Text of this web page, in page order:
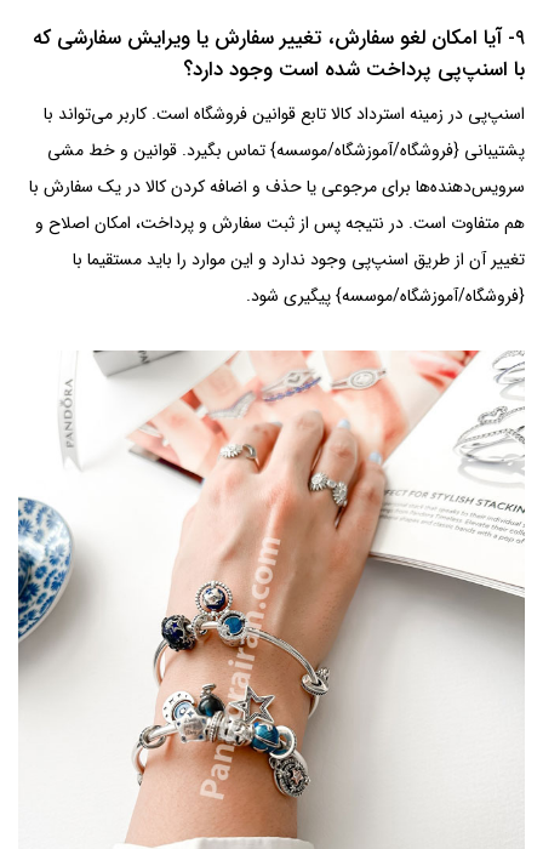
9- آیا امکان لغو سفارش، تغییر سفارش یا ویرایش سفارشی که
با اسنپ‌پی پرداخت شده است وجود دارد؟
اسنپ‌پی در زمینه استرداد کالا تابع قوانین فروشگاه است. کاربر می‌تواند با
پشتیبانی {فروشگاه/آموزشگاه/موسسه} تماس بگیرد. قوانین و خط‌ مشی
سرویس‌دهنده‌ها برای مرجوعی یا حذف و اضافه کردن کالا در یک سفارش با
هم متفاوت است. در نتیجه پس از ثبت سفارش و پرداخت، امکان اصلاح و
تغییر آن از طریق‌ اسنپ‌پی وجود ندارد و این موارد را باید مستقیما با
{فروشگاه/آموزشگاه/موسسه} پیگیری شود.